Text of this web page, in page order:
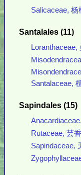
Salicaceae, 杨
Santalales (11)
Loranthaceae,
Santalaceae,
Sapindales (15)
Rutaceae, 芸
Sapindaceae,